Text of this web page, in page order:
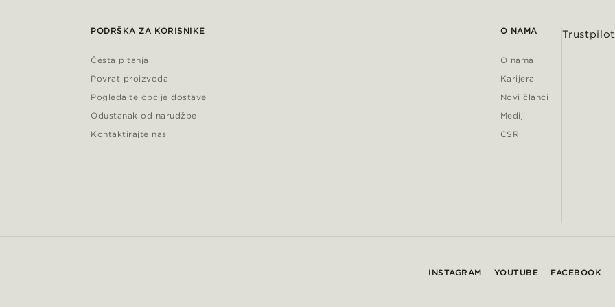
PODRŠKA ZA KORISNIKE
Česta pitanja
Povrat proizvoda
Pogledajte opcije dostave
Odustanak od narudžbe
Kontaktirajte nas
O NAMA
O nama
Karijera
Novi članci
Mediji
CSR
Trustpilot
INSTAGRAM YOUTUBE FACEBOOK